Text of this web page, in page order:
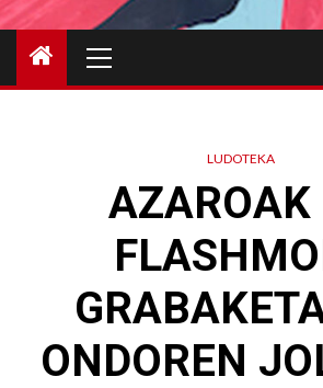
Menu
LUDOTEKA
AZAROAK
ONDOREN